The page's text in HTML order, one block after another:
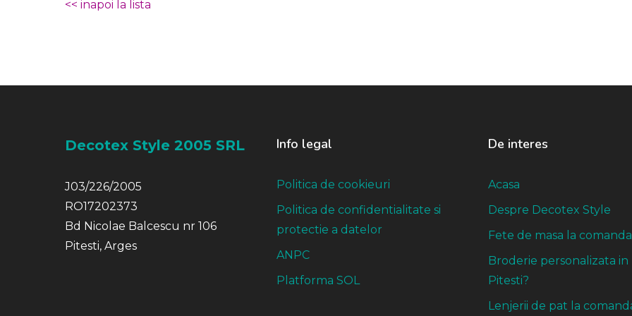
<< inapoi la lista
Decotex Style 2005 SRL
J03/226/2005
RO17202373
Bd Nicolae Balcescu nr 106
Pitesti, Arges
Info legal
Politica de cookieuri
Politica de confidentialitate si
protectie a datelor
ANPC
Platforma SOL
De interes
Acasa
Despre Decotex Style
Fete de masa la comanda
Broderie personalizata in
Pitesti?
Lenjerii de pat la